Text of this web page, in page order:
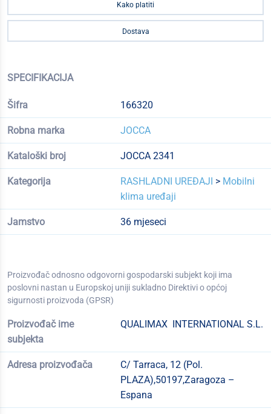
Kako platiti
Dostava
SPECIFIKACIJA
Šifra 166320
Robna marka JOCCA
Kataloški broj JOCCA 2341
Kategorija RASHLADNI UREĐAJI > Mobilni
klima uređaji
Jamstvo 36 mjeseci
Proizvođač odnosno odgovorni gospodarski subjekt koji ima
poslovni nastan u Europskoj uniji sukladno Direktivi o općoj
sigurnosti proizvoda (GPSR)
Proizvođač ime
subjekta
QUALIMAX INTERNATIONAL S.L.
Adresa proizvođača
C/ Tarraca, 12 (Pol.
PLAZA),50197,Zaragoza –
Espana